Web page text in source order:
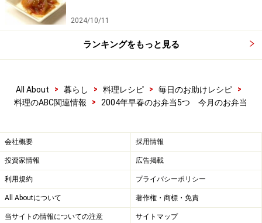
2024/10/11
ランキングをもっと見る
All About > 暮らし > 料理レシピ > 毎日のお助けレシピ
>
料理のABC関連情報
> 2004年早春のお弁当5つ 今月のお弁当
会社概要 採用情報
投資家情報 広告掲載
利用規約 プライバシーポリシー
All Aboutについて 著作権・商標・免責
当サイトの情報についての注意 サイトマップ